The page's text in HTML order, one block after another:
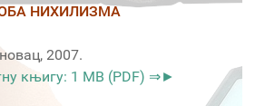
НИХИЛИЗМА
2007.
књигу: 1 MB (PDF) ⇒►